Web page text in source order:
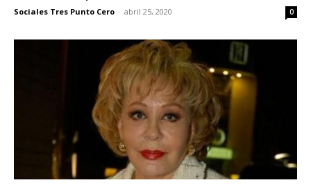
Sociales Tres Punto Cero - abril 25, 2020 0